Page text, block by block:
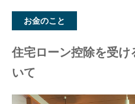
お金のこと
住宅ローン控除を受
いて